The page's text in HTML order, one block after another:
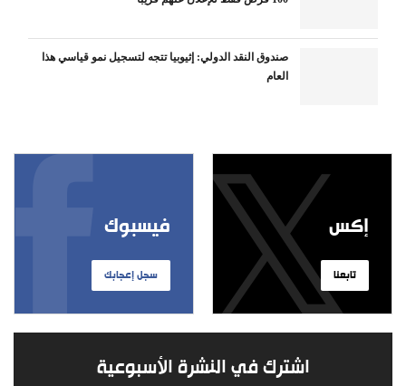
صندوق النقد الدولي: إثيوبيا تتجه لتسجيل نمو قياسي هذا
العام
فيسبوك
سجل إعجابك
إكس
تابعنا
اشترك في النشرة الأسبوعية